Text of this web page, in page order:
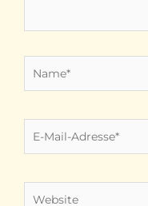
Mail-